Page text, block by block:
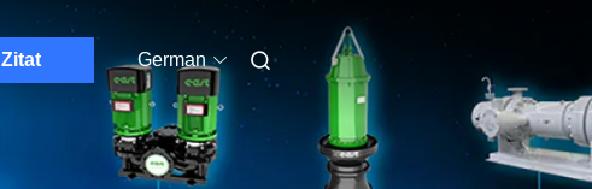
Zitat German